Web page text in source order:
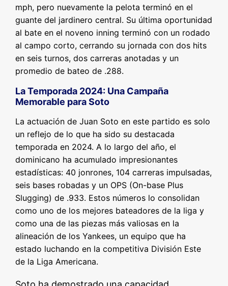
mph, pero nuevamente la pelota terminó en el
guante del jardinero central. Su última oportunidad
al bate en el noveno inning terminó con un rodado
al campo corto, cerrando su jornada con dos hits
en seis turnos, dos carreras anotadas y un
promedio de bateo de .288.
La Temporada 2024: Una Campaña
Memorable para Soto
La actuación de Juan Soto en este partido es solo
un reflejo de lo que ha sido su destacada
temporada en 2024. A lo largo del año, el
dominicano ha acumulado impresionantes
estadísticas: 40 jonrones, 104 carreras impulsadas,
seis bases robadas y un OPS (On-base Plus
Slugging) de .933. Estos números lo consolidan
como uno de los mejores bateadores de la liga y
como una de las piezas más valiosas en la
alineación de los Yankees, un equipo que ha
estado luchando en la competitiva División Este
de la Liga Americana.